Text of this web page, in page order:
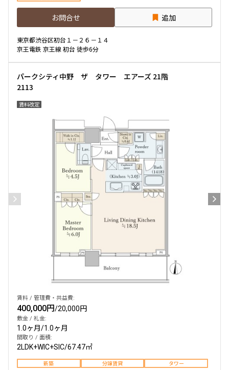
お問合せ 追加
東京都渋谷区初台１－２６－１４
京王電鉄 京王線 初台 徒歩6分
パークシティ中野 ザ タワー エアーズ 21階
2113
賃料改定
賃料 / 管理費・共益費:
400,000円/20,000円
敷金 / 礼金:
1.0ヶ月/1.0ヶ月
間取り / 面積:
2LDK+WIC+SIC/67.47㎡
新築 分譲賃貸 タワー